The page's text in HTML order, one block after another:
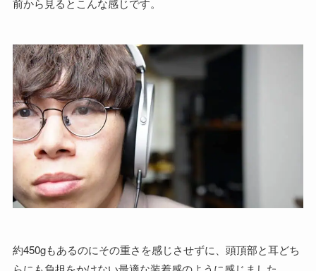
前から見るとこんな感じです。
約450gもあるのにその重さを感じさせずに、頭頂部と耳どち